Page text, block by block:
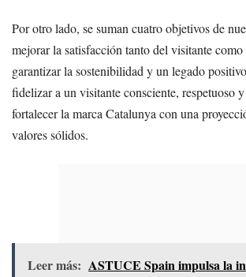
Por otro lado, se suman cuatro objetivos de
mejorar la satisfacción tanto del visitante como
garantizar la sostenibilidad y un legado
fidelizar a un visitante consciente, respetuoso
fortalecer la marca Catalunya con una
valores sólidos.
Leer más: ASTUCE Spain impulsa la